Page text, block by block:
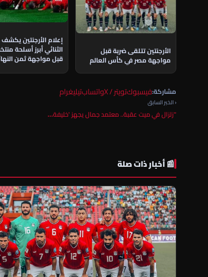
الأرجنتين تتلقى ضربة قبل
مواجهة مصر في كأس العالم
إعلام الأرجنتين
الثنائي أبرز أسلحة
قبل مواجهة ثمن
مشاركة:فيسبوكتويتر / X واتسابتيليغرام
‹ الخبر السابق
"زلزال في ميت عقبة.. معتمد جمال يجهز 'خليفة…
📰 أخبار ذات صلة